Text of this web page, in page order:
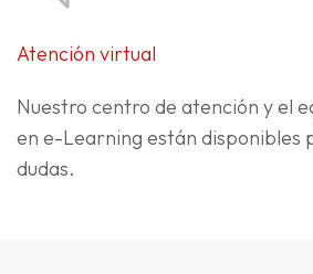
Atención virtual
Nuestro centro de atención y el
en e-Learning están disponibles
dudas.